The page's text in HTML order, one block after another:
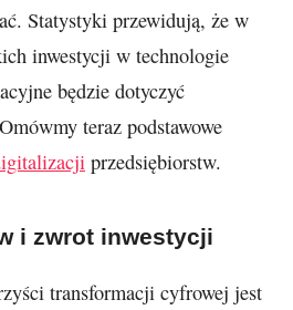
Statystyki przewidują, że w
inwestycji w technologie
będzie dotyczyć
teraz podstawowe
przedsiębiorstw.
i zwrot inwestycji
transformacji cyfrowej jest